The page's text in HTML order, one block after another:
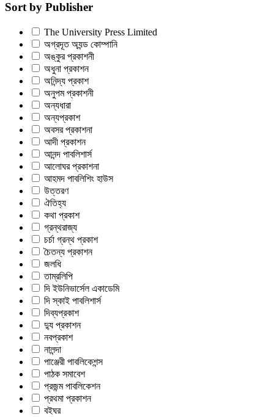
Sort by Publisher
The University Press Limited
অগ্রদূত অ্যন্ড কোম্পানি
অঙ্কুর প্রকাশনী
অধুনা প্রকাশন
অনিন্দ্য প্রকাশ
অনুপম প্রকাশনী
অন্যধারা
অন্যপ্রকাশ
অবসর প্রকাশনা
আদী প্রকাশন
আনন্দ পাবলিশার্স
আলোঘর প্রকাশনা
আহমদ পাবলিশিং হাউস
উত্তরণ
ঐতিহ্য
কথা প্রকাশ
গ্রন্থরাজ্য
চর্চা গ্রন্থ প্রকাশ
চৈতন্য প্রকাশন
জলধি
তাম্রলিপি
দি ইউনিভার্সেল একাডেমি
দি স্কাই পাবলিশার্স
দিব্যপ্রকাশ
দ্যু প্রকাশন
নবপ্রকাশ
নালন্দা
পাঞ্জেরী পাবলিকেশন্স
পাঠক সমাবেশ
প্রজন্ম পাবলিকেশন
প্রথমা প্রকাশন
বইঘর